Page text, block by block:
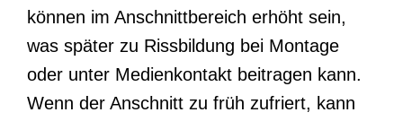
können im Anschnittbereich erhöht sein,
was später zu Rissbildung bei Montage
oder unter Medienkontakt beitragen kann.
Wenn der Anschnitt zu früh zufriert, kann